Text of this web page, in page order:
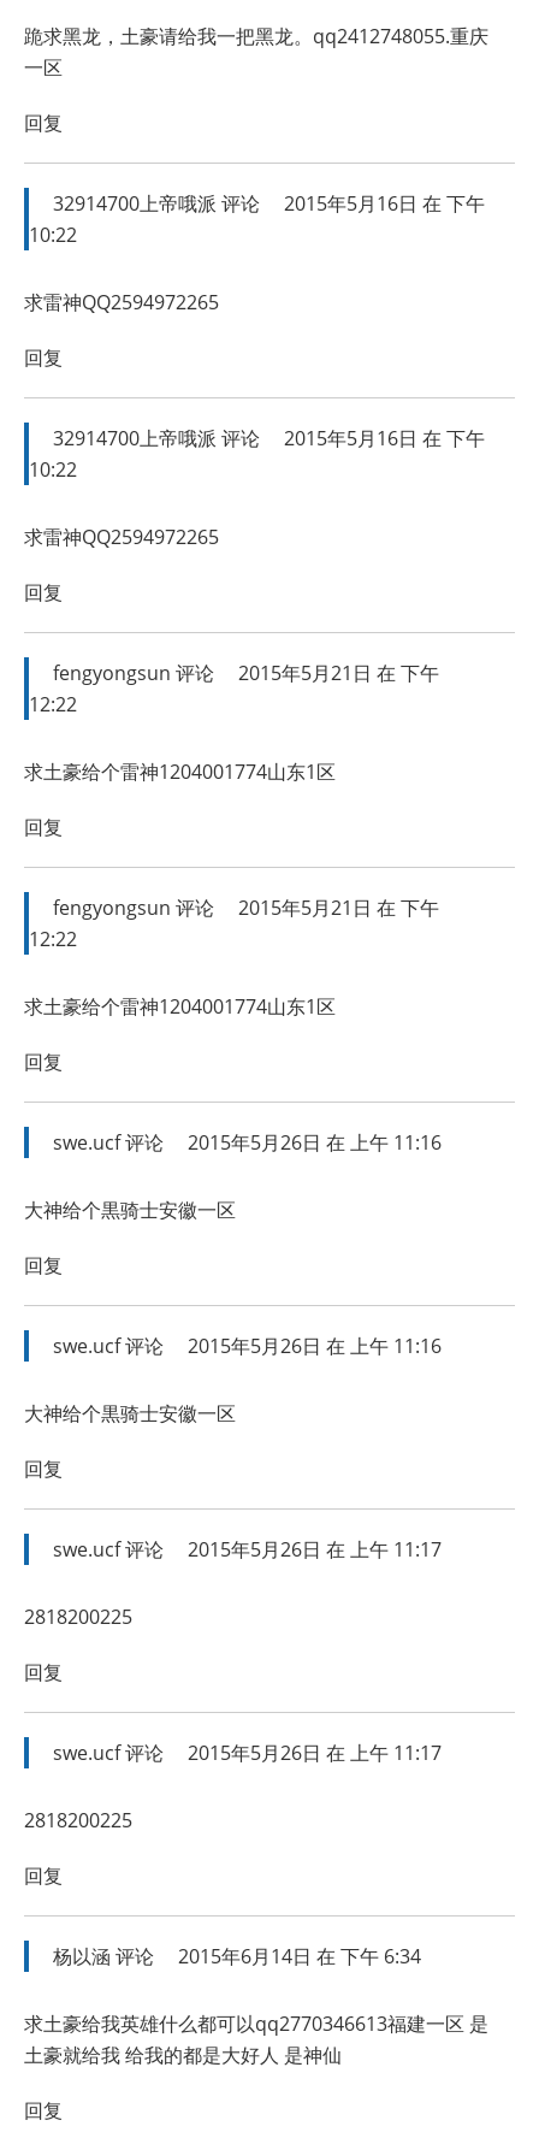
跪求黑龙，土豪请给我一把黑龙。qq2412748055.重庆
一区
回复
32914700上帝哦派 评论
2015年5月16日 在 下午
10:22
求雷神QQ2594972265
回复
32914700上帝哦派 评论
2015年5月16日 在 下午
10:22
求雷神QQ2594972265
回复
fengyongsun 评论
2015年5月21日 在 下午
12:22
求土豪给个雷神1204001774山东1区
回复
fengyongsun 评论
2015年5月21日 在 下午
12:22
求土豪给个雷神1204001774山东1区
回复
swe.ucf评论 2015年5月26日 在 上午 11:16
大神给个黒骑士安徽一区
回复
swe.ucf评论 2015年5月26日 在 上午 11:16
大神给个黒骑士安徽一区
回复
swe.ucf评论 2015年5月26日 在 上午 11:17
2818200225
回复
swe.ucf评论 2015年5月26日 在 上午 11:17
2818200225
回复
杨以涵 评论 2015年6月14日 在 下午 6:34
求土豪给我英雄什么都可以qq2770346613福建一区 是
土豪就给我 给我的都是大好人 是神仙
回复